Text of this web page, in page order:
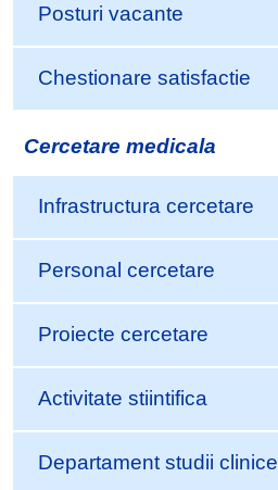
Posturi vacante
Chestionare satisfactie
Cercetare medicala
Infrastructura cercetare
Personal cercetare
Proiecte cercetare
Activitate stiintifica
Departament studii clinice